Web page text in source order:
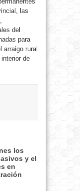
las
del
para
arraigo rural
de
los
y el
en